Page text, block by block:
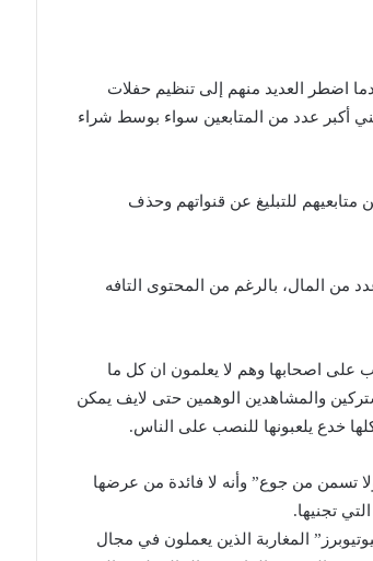
اضطر العديد منهم إلى تنظيم حفلات
أكبر عدد من المتابعين سواء بوسط شراء
متابعيهم للتبليغ عن قنواتهم وحذف
من المال، بالرغم من المحتوى التافه
على اصحابها وهم لا يعلمون ان كل ما
والمشاهدين الوهمين حتى لايف يمكن
تسمن من جوع” وأنه لا فائدة من عرضها
تجنيها.
المغاربة الذين يعملون في مجال